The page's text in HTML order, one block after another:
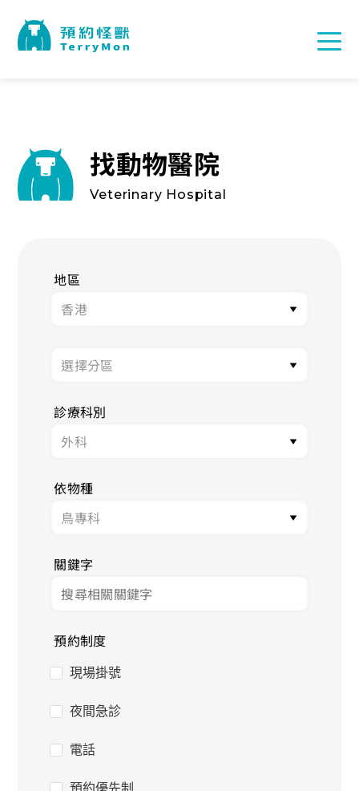
找動物醫院
Veterinary Hospital
地區
診療科別
依物種
關鍵字
預約制度
現場掛號
夜間急診
電話
預約優先制